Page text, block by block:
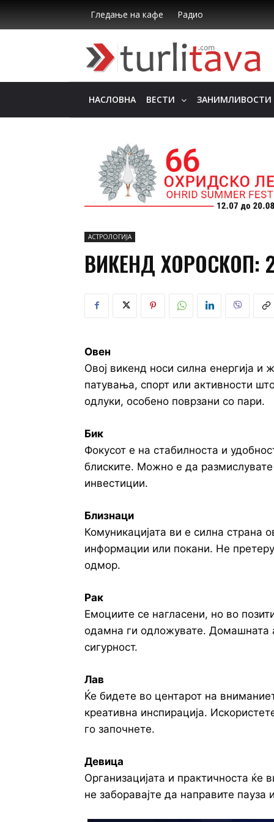
Гледање на кафе Радио
НАСЛОВНА ВЕСТИ ЗАНИМЛИВОСТИ
АСТРОЛОГИЈА
ВИКЕНД ХОРОСКОП:
Овен
Овој викенд носи силна енергија
патувања, спорт или активности
одлуки, особено поврзани со пари.
Бик
Фокусот е на стабилноста и
блиските. Можно е да
инвестиции.
Близнаци
Комуникацијата ви е силна страна
информации или покани. Не
одмор.
Рак
Емоциите се нагласени, но во
одамна ги одложувате. Домашната
сигурност.
Лав
Ќе бидете во центарот на
креативна инспирација.
го започнете.
Девица
Организацијата и практичноста
не заборавајте да направите пауза